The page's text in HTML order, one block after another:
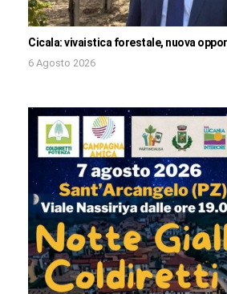
Cicala: vivaistica forestale, nuova
6 Agosto 2026